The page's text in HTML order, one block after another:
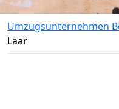
Umzugsunternehmen
Laar